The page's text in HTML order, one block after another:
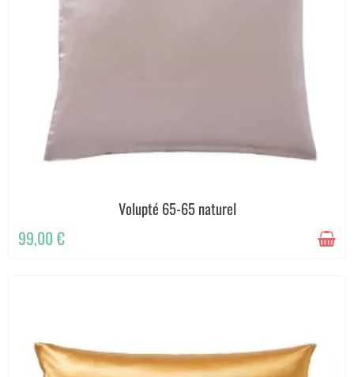
Volupté 65-65 naturel
99,00 €